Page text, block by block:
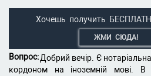
Хочешь получить
ЖМИ СЮДА!
Вопрос:Добрий вечір. Є
кордоном на іноземній мові. В